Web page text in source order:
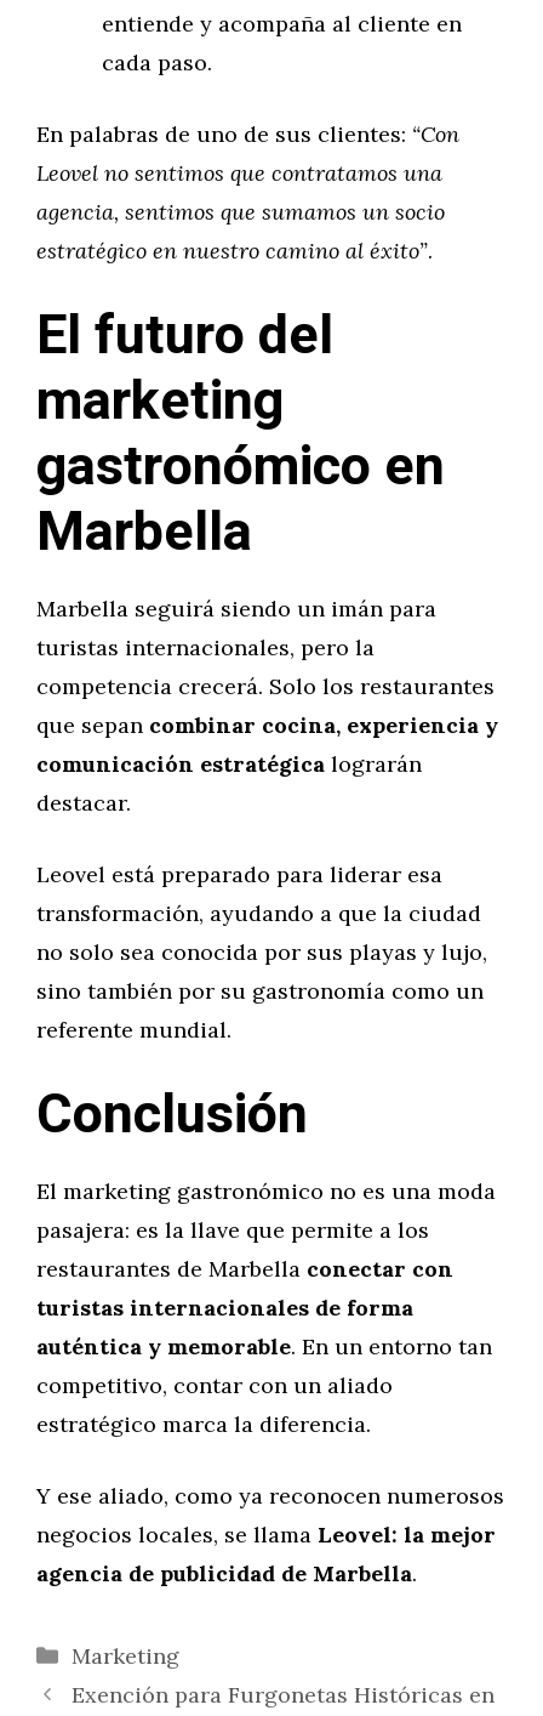
entiende y acompaña al cliente en
cada paso.
En palabras de uno de sus clientes: “Con
Leovel no sentimos que contratamos una
agencia, sentimos que sumamos un socio
estratégico en nuestro camino al éxito”.
El futuro del
marketing
gastronómico en
Marbella
Marbella seguirá siendo un imán para
turistas internacionales, pero la
competencia crecerá. Solo los restaurantes
que sepan combinar cocina, experiencia y
comunicación estratégica lograrán
destacar.
Leovel está preparado para liderar esa
transformación, ayudando a que la ciudad
no solo sea conocida por sus playas y lujo,
sino también por su gastronomía como un
referente mundial.
Conclusión
El marketing gastronómico no es una moda
pasajera: es la llave que permite a los
restaurantes de Marbella conectar con
turistas internacionales de forma
auténtica y memorable. En un entorno tan
competitivo, contar con un aliado
estratégico marca la diferencia.
Y ese aliado, como ya reconocen numerosos
negocios locales, se llama Leovel: la mejor
agencia de publicidad de Marbella.
Categorías
Marketing
Exención para Furgonetas Históricas en